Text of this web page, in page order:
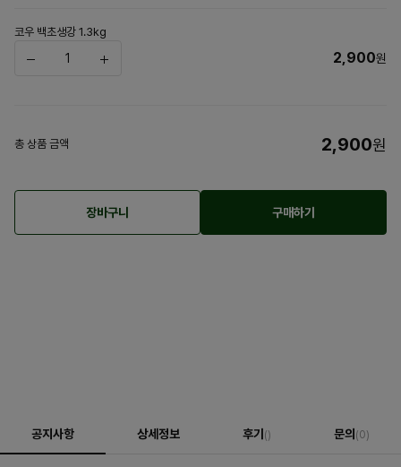
코우 백초생강 1.3kg
2,900원
총 상품 금액 2,900원
장바구니 구매하기
공지사항 상세정보 후기 () 문의 (0)